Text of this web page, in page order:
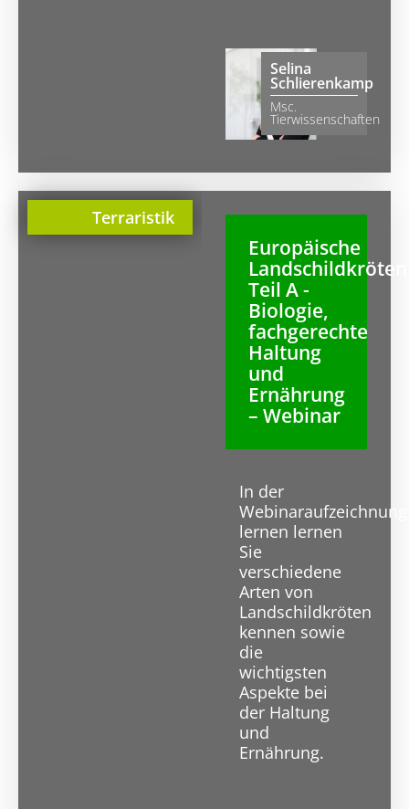
Selina
Schlierenkamp
Msc.
Tierwissenschaften
Terraristik
Europäische
Landschildkröten
Teil A -
Biologie,
fachgerechte
Haltung
und
Ernährung
– Webinar
In der
Webinaraufzeichnung
lernen lernen
Sie
verschiedene
Arten von
Landschildkröten
kennen sowie
die
wichtigsten
Aspekte bei
der Haltung
und
Ernährung.